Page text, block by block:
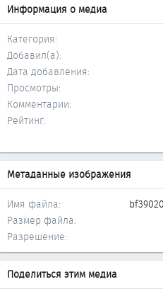
Информация о медиа
Категория
Добавил(а)
Дата добавления
Просмотры
Комментарии
Рейтинг
Метаданные изображения
Имя файла
Размер файла
Разрешение
Поделиться этим медиа